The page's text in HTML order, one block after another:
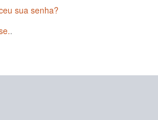
sua senha?
.